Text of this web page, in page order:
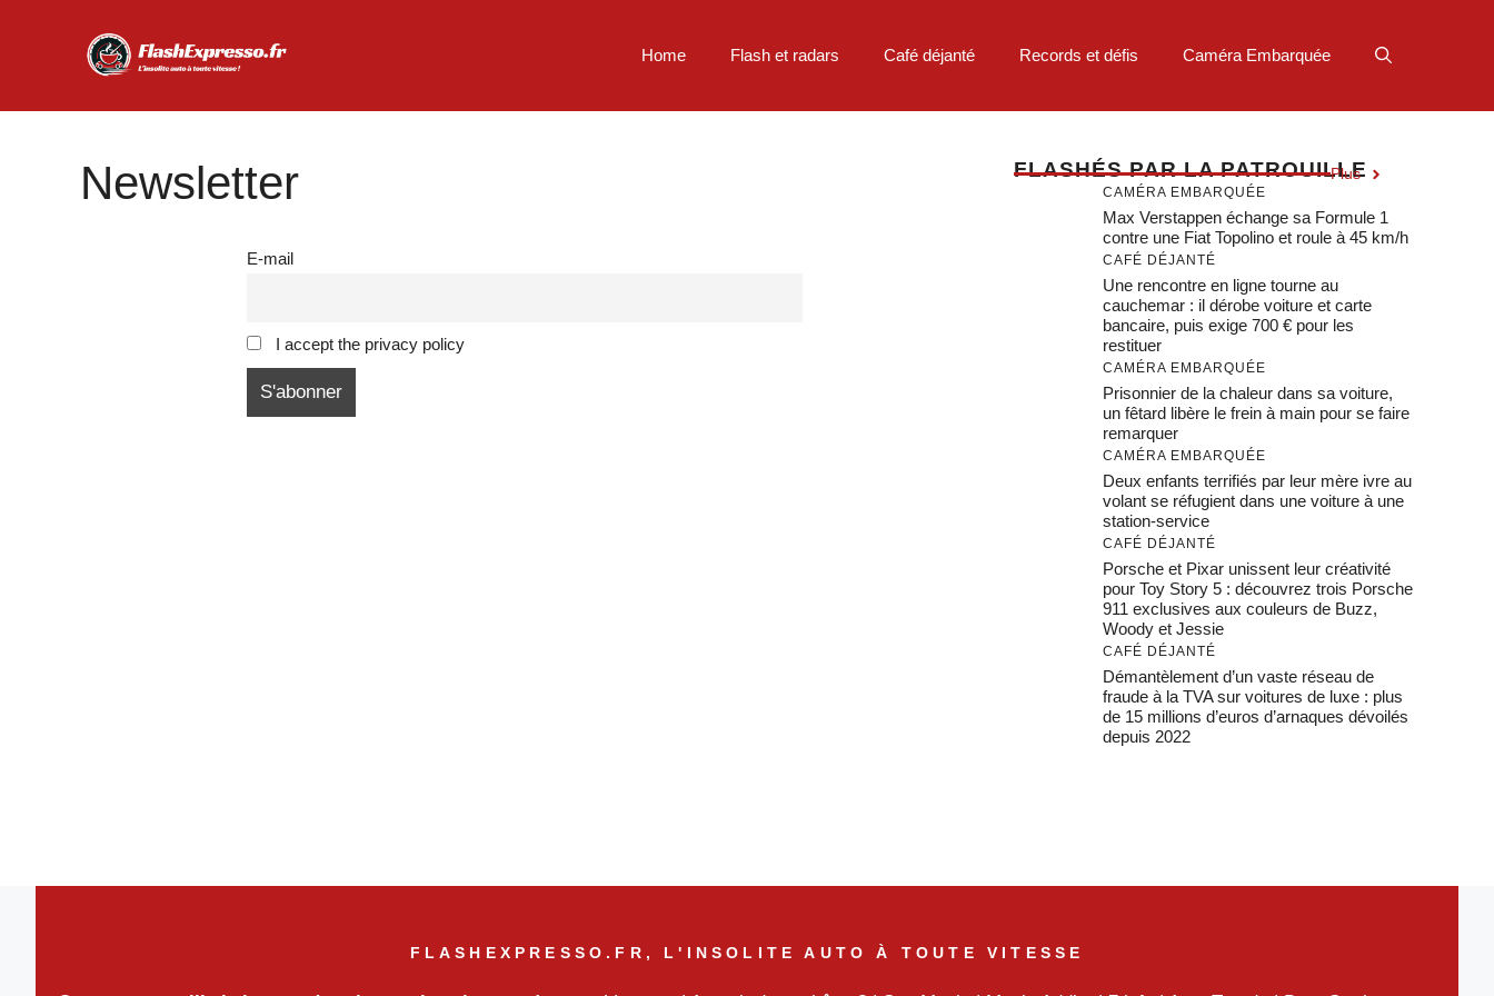
Home Flash et radars Café déjanté Records et défis Caméra Embarquée
Newsletter
E-mail
I accept the privacy policy
FLASHÉS PAR LA PATROUILLE
Plus
CAMÉRA EMBARQUÉE
Max Verstappen échange sa Formule 1
contre une Fiat Topolino et roule à 45 km/h
CAFÉ DÉJANTÉ
Une rencontre en ligne tourne au
cauchemar : il dérobe voiture et carte
bancaire, puis exige 700 € pour les
restituer
CAMÉRA EMBARQUÉE
Prisonnier de la chaleur dans sa voiture,
un fêtard libère le frein à main pour se faire
remarquer
CAMÉRA EMBARQUÉE
Deux enfants terrifiés par leur mère ivre au
volant se réfugient dans une voiture à une
station-service
CAFÉ DÉJANTÉ
Porsche et Pixar unissent leur créativité
pour Toy Story 5 : découvrez trois Porsche
911 exclusives aux couleurs de Buzz,
Woody et Jessie
CAFÉ DÉJANTÉ
Démantèlement d’un vaste réseau de
fraude à la TVA sur voitures de luxe : plus
de 15 millions d’euros d’arnaques dévoilés
depuis 2022
FLASHEXPRESSO.FR, L'INSOLITE AUTO À TOUTE VITESSE